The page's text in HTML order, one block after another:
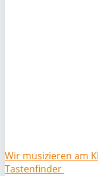
Wir musizieren am
Tastenfinder